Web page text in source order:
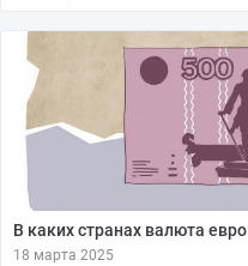
В каких странах валюта евро
18 марта 2025